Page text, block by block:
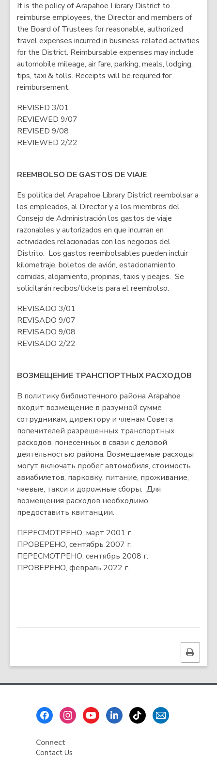
It is the policy of Arapahoe Library District to
reimburse employees, the Director and members of
the Board of Trustees for reasonable, authorized
travel expenses incurred in business-related activities
for the District. Reimbursable expenses may include
automobile mileage, air fare, parking, meals, lodging,
tips, taxi & tolls. Receipts will be required for
reimbursement.
REVISED 3/01
REVIEWED 9/07
REVISED 9/08
REVIEWED 2/22
REEMBOLSO DE GASTOS DE VIAJE
Es política del Arapahoe Library District reembolsar a
los empleados, al Director y a los miembros del
Consejo de Administración los gastos de viaje
razonables y autorizados en que incurran en
actividades relacionadas con los negocios del
Distrito. Los gastos reembolsables pueden incluir
kilometraje, boletos de avión, estacionamiento,
comidas, alojamiento, propinas, taxis y peajes. Se
solicitarán recibos/tickets para el reembolso.
REVISADO 3/01
REVISADO 9/07
REVISADO 9/08
REVISADO 2/22
ВОЗМЕЩЕНИЕ ТРАНСПОРТНЫХ РАСХОДОВ
В политику библиотечного района Arapahoe
входит возмещение в разумной сумме
сотрудникам, директору и членам Совета
попечителей разрешенных транспортных
расходов, понесенных в связи с деловой
деятельностью района. Возмещаемые расходы
могут включать пробег автомобиля, стоимость
авиабилетов, парковку, питание, проживание,
чаевые, такси и дорожные сборы. Для
возмещения расходов необходимо
предоставить квитанции.
ПЕРЕСМОТРЕНО, март 2001 г.
ПРОВЕРЕНО, сентябрь 2007 г.
ПЕРЕСМОТРЕНО, сентябрь 2008 г.
ПРОВЕРЕНО, февраль 2022 г.
Print
this
Connect
Contact Us